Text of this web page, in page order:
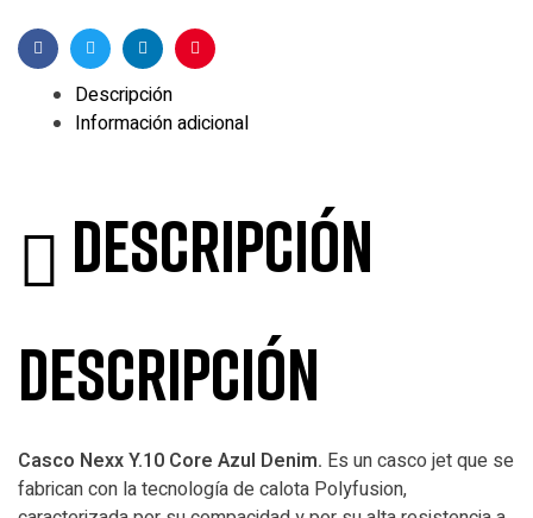
FacebookTwitterLinkedinPinterest
Descripción
Información adicional
Descripción
Descripción
Casco Nexx Y.10 Core Azul Denim. Es un casco jet que se
fabrican con la tecnología de calota Polyfusion,